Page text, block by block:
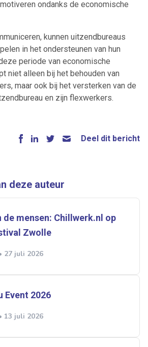
ondanks de economische
kunnen uitzendbureaus
in het ondersteunen van hun
periode van economische
niet alleen bij het behouden van
maar ook bij het versterken van de
en zijn flexwerkers.
Deel dit bericht
deze auteur
de mensen: Chillwerk.nl op
Zwolle
27 juli 2026
Event 2026
13 juli 2026
Artikelen zoeken
ZiPconomy